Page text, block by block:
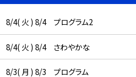
8/4( 火 ) 8/4 プログラム2
8/4( 火 ) 8/4 さわやかな
8/3( 月 ) 8/3 プログラム